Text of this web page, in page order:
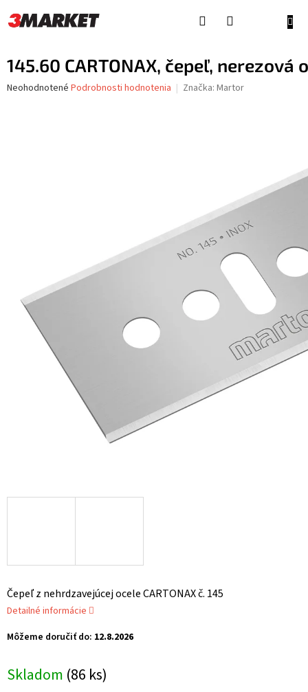
na
obsah
145.60 CARTONAX, čepeľ, nerezová
Priemerné
Neohodnotené Podrobnosti hodnotenia Značka: Martor
Skladom (86 ks)
Môžeme doručiť do: 12.8.2026
Čepeľ z nehrdzavejúcej ocele CARTONAX č. 145
Detailné informácie